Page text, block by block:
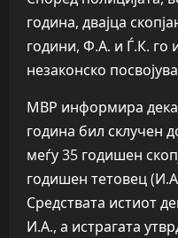
година, двајца
години, Ф.А. и Ѓ.К. го
незаконско
МВР информира
година бил склучен
меѓу 35 годишен
годишен тетовец
Средствата истиот
И.А., а истрагата